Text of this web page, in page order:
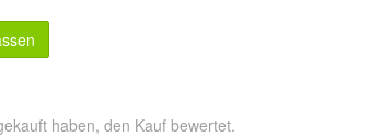
haben, den Kauf bewertet.